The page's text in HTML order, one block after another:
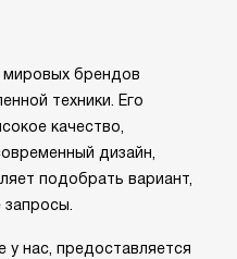
брендов
техники. Его
качество,
дизайн,
подобрать вариант,
у нас, предоставляется